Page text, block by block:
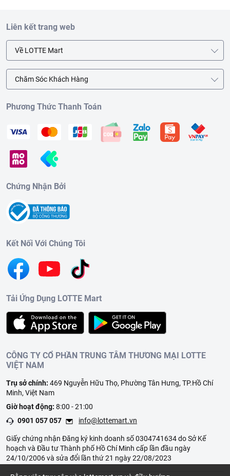
Liên kết trang web
Về LOTTE Mart
Chăm Sóc Khách Hàng
Phương Thức Thanh Toán
Chứng Nhận Bởi
Kết Nối Với Chúng Tôi
Tải Ứng Dụng LOTTE Mart
CÔNG TY CỔ PHẦN TRUNG TÂM THƯƠNG MẠI LOTTE
VIỆT NAM
Trụ sở chính: 469 Nguyễn Hữu Thọ, Phường Tân Hưng, TP.Hồ Chí
Minh, Việt Nam
Giờ hoạt động: 8:00 - 21:00
0901 057 057
info@lottemart.vn
Giấy chứng nhận Đăng ký kinh doanh số 0304741634 do Sở Kế
hoạch và Đầu tư Thành phố Hồ Chí Minh cấp lần đầu ngày
24/10/2006 và sửa đổi lần thứ 21 ngày 22/08/2023